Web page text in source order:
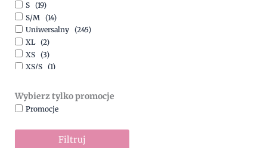
Zielony
Złoty
(1)
S (19)
S/M (14)
Uniwersalny (245)
XL (2)
XS (3)
XS/S (1)
Wybierz tylko promocje
Promocje
Filtruj